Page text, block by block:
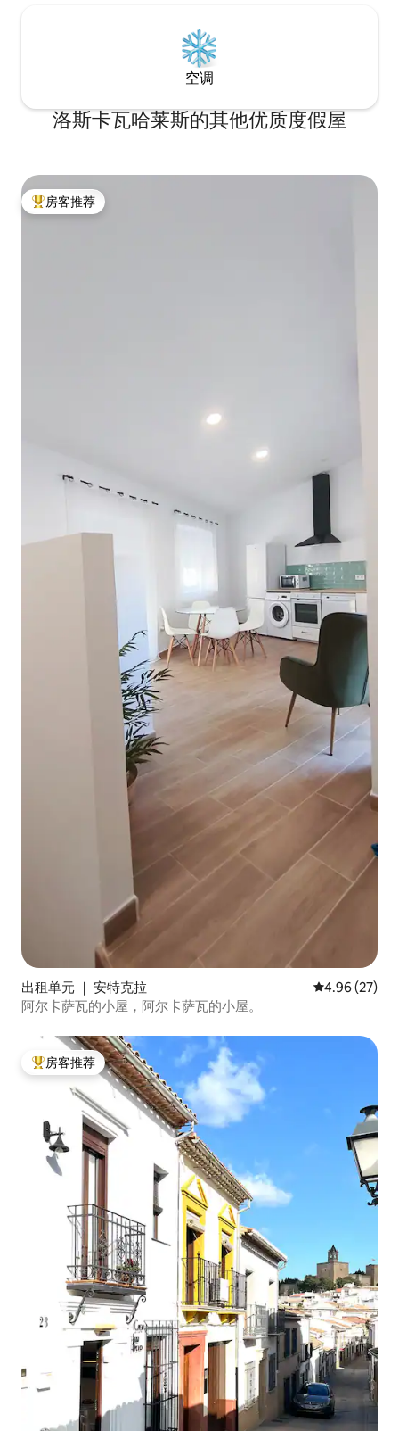
空调
洛斯卡瓦哈莱斯的其他优质度假屋
热门「房客推荐」
房客推荐
出租单元 ｜ 安特克拉 平均评分
4.96 (27)
阿尔卡萨瓦的小屋，阿尔卡萨瓦的小屋。
热门「房客推荐」
房客推荐